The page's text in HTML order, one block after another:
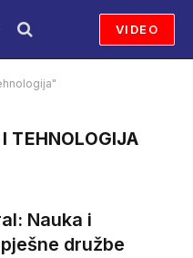
VIDEO
TEHNOLOGIJA
Nauka i
družbe